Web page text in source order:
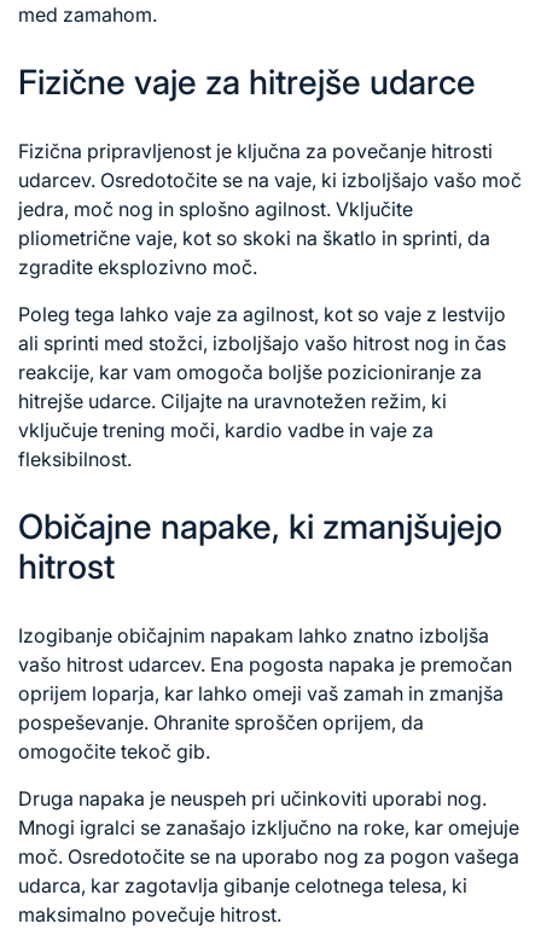
med zamahom.
Fizične vaje za hitrejše udarce
Fizična pripravljenost je ključna za povečanje hitrosti
udarcev. Osredotočite se na vaje, ki izboljšajo vašo moč
jedra, moč nog in splošno agilnost. Vključite
pliometrične vaje, kot so skoki na škatlo in sprinti, da
zgradite eksplozivno moč.
Poleg tega lahko vaje za agilnost, kot so vaje z lestvijo
ali sprinti med stožci, izboljšajo vašo hitrost nog in čas
reakcije, kar vam omogoča boljše pozicioniranje za
hitrejše udarce. Ciljajte na uravnotežen režim, ki
vključuje trening moči, kardio vadbe in vaje za
fleksibilnost.
Običajne napake, ki zmanjšujejo
hitrost
Izogibanje običajnim napakam lahko znatno izboljša
vašo hitrost udarcev. Ena pogosta napaka je premočan
oprijem loparja, kar lahko omeji vaš zamah in zmanjša
pospeševanje. Ohranite sproščen oprijem, da
omogočite tekoč gib.
Druga napaka je neuspeh pri učinkoviti uporabi nog.
Mnogi igralci se zanašajo izključno na roke, kar omejuje
moč. Osredotočite se na uporabo nog za pogon vašega
udarca, kar zagotavlja gibanje celotnega telesa, ki
maksimalno povečuje hitrost.